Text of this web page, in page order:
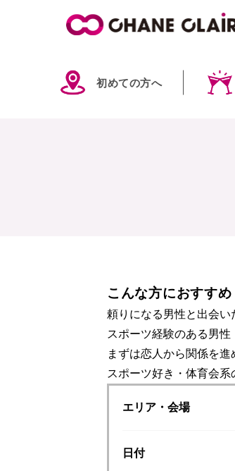
初めての方へ
こんな方におすすめ
頼りになる男性と出会い
スポーツ経験のある男性
まずは恋人から関係を
スポーツ好き・体育会系
エリア・会場
日付